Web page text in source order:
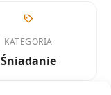
KATEGORIA
Śniadanie